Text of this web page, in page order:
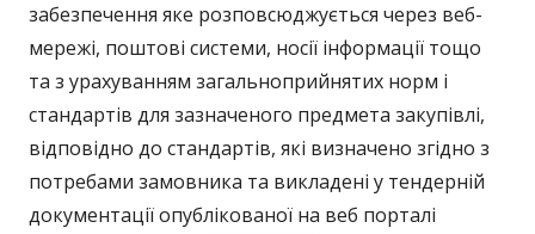
забезпечення яке розповсюджується через веб-
мережі, поштові системи, носії інформації тощо
та з урахуванням загальноприйнятих норм і
стандартів для зазначеного предмета закупівлі,
відповідно до стандартів, які визначено згідно з
потребами замовника та викладені у тендерній
документації опублікованої на веб порталі